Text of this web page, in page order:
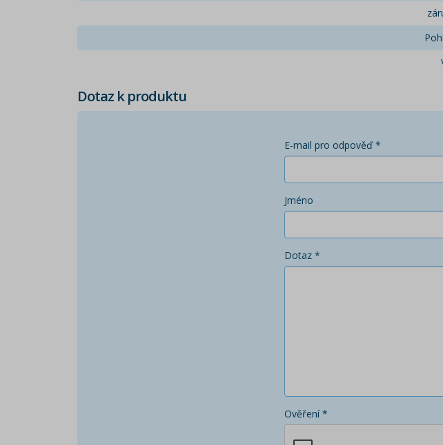
Dotaz k produktu
E-mail pro odpověď *
Jméno
Dotaz *
Ověření *